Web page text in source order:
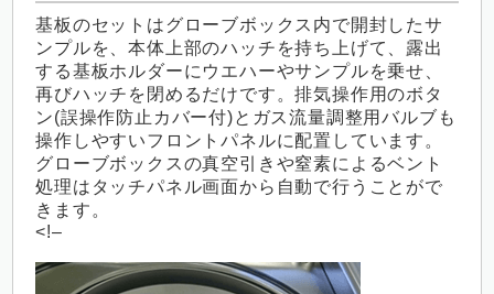
基板のセットはグローブボックス内で開封したサ
ンプルを、本体上部のハッチを持ち上げて、露出
する基板ホルダーにウエハーやサンプルを乗せ、
再びハッチを閉めるだけです。排気操作用のボタ
ン(誤操作防止カバー付)とガス流量調整用バルブも
操作しやすいフロントパネルに配置しています。
グローブボックスの真空引きや窒素によるベント
処理はタッチパネル画面から自動で行うことがで
きます。
<!–